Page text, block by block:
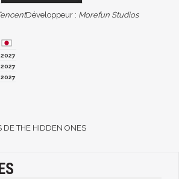
Développeur : Morefun Studios
2027
2027
2027
DE THE HIDDEN ONES